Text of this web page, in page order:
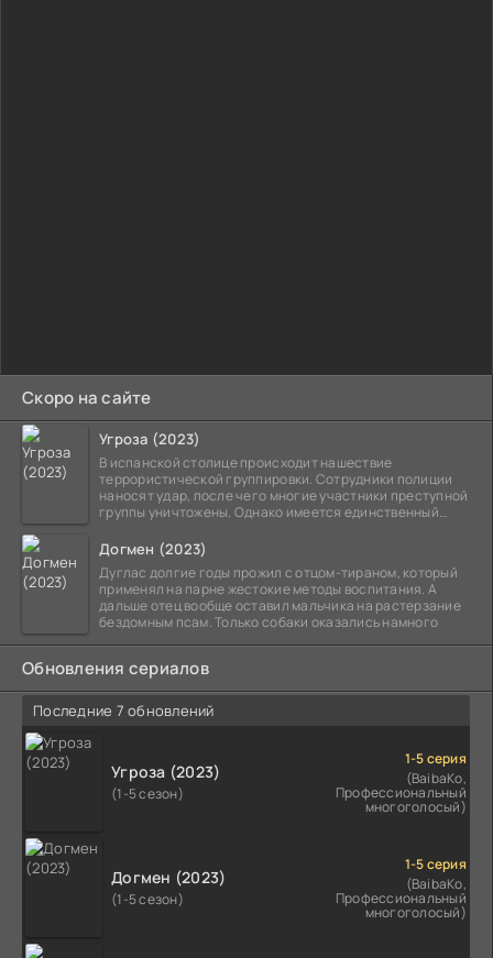
Скоро на сайте
Угроза (2023)
В испанской столице происходит нашествие
террористической группировки. Сотрудники полиции
наносят удар, после чего многие участники преступной
группы уничтожены. Однако имеется единственный
Догмен (2023)
Дуглас долгие годы прожил с отцом-тираном, который
применял на парне жестокие методы воспитания. А
дальше отец вообще оставил мальчика на растерзание
бездомным псам. Только собаки оказались намного
Обновления сериалов
Последние 7 обновлений
Угроза (2023)
(1-5 сезон)
1-5 серия
(BaibaKo,
Профессиональный
многоголосый)
Догмен (2023)
(1-5 сезон)
1-5 серия
(BaibaKo,
Профессиональный
многоголосый)